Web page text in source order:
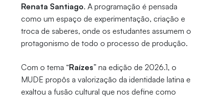
Renata Santiago. A programação é pensada
como um espaço de experimentação, criação e
troca de saberes, onde os estudantes assumem o
protagonismo de todo o processo de produção.
Com o tema “Raízes” na edição de 2026.1, o
MUDE propôs a valorização da identidade latina e
exaltou a fusão cultural que nos define como